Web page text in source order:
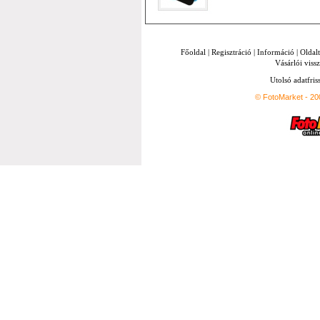
Főoldal | Regisztráció | Információ |
Vásárlói
Utolsó
© FotoMarket -